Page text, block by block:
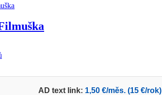
AD text link: 1,50 €/měs. (15 €/rok)